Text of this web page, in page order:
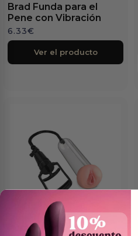
Brad Funda para el
Pene con Vibración
6.33€
Ver el producto
Pump Worx